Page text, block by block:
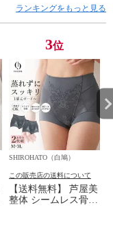
ランキングをもっと見る
3位
SHIROHATO（白鳩）
この販売店の送料について
【送料無料】 芦屋美
整体 シームレス骨盤